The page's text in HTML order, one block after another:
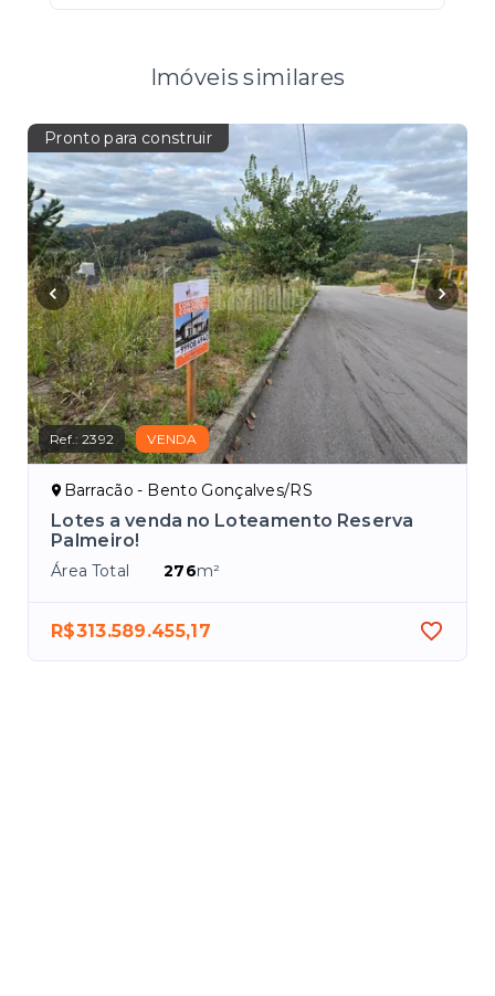
Imóveis similares
Pronto para construir
Ref.:2392 VENDA
Barracão - Bento Gonçalves/RS
Lotes a venda no Loteamento Reserva
Palmeiro!
Área Total 276m²
R$313.589.455,17